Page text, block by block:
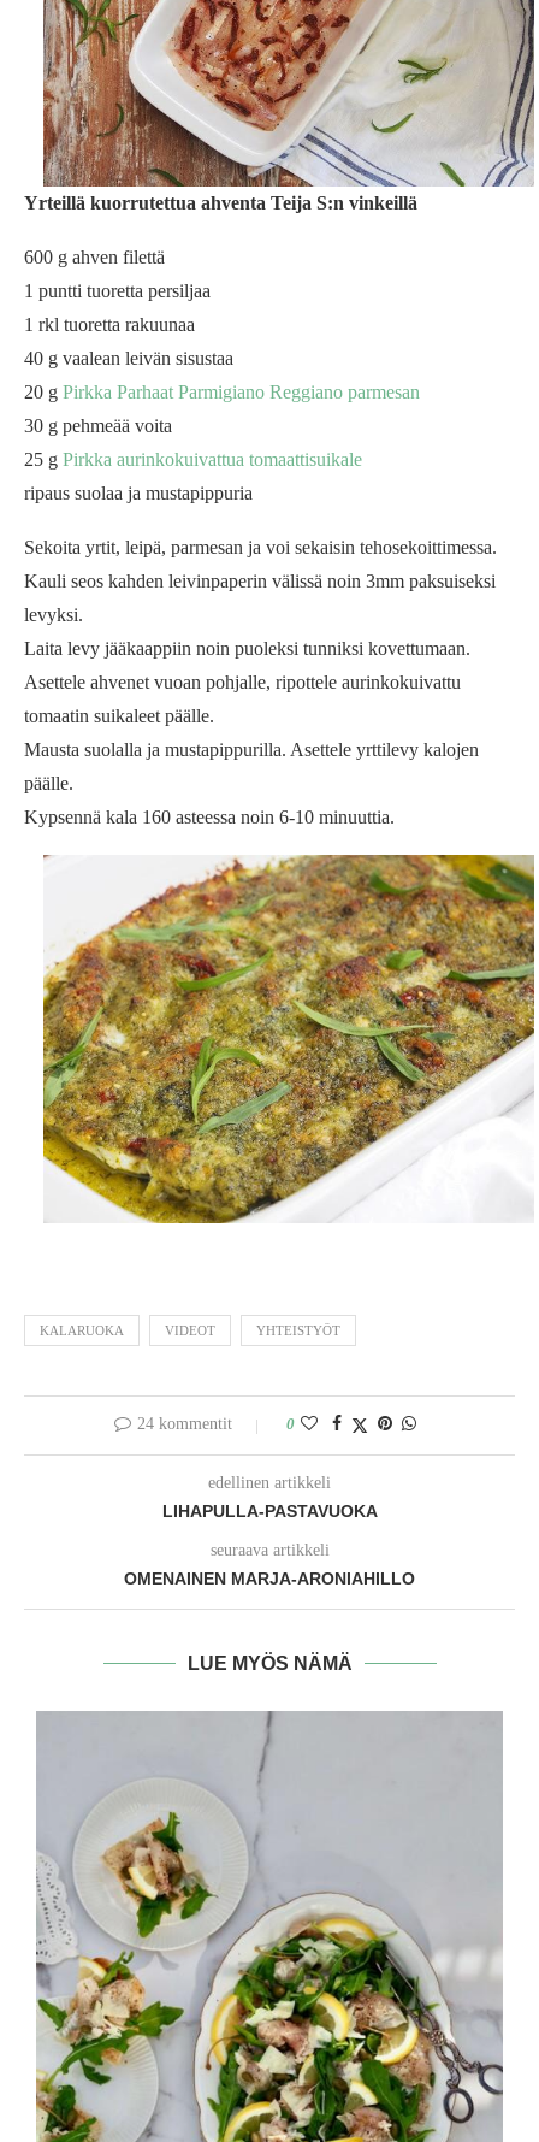
Yrteillä kuorrutettua ahventa Teija S:n vinkeillä
600 g ahven filettä
1 puntti tuoretta persiljaa
1 rkl tuoretta rakuunaa
40 g vaalean leivän sisustaa
20 g Pirkka Parhaat Parmigiano Reggiano parmesan
30 g pehmeää voita
25 g Pirkka aurinkokuivattua tomaattisuikale
ripaus suolaa ja mustapippuria
Sekoita yrtit, leipä, parmesan ja voi sekaisin tehosekoittimessa.
Kauli seos kahden leivinpaperin välissä noin 3mm paksuiseksi
levyksi.
Laita levy jääkaappiin noin puoleksi tunniksi kovettumaan.
Asettele ahvenet vuoan pohjalle, ripottele aurinkokuivattu
tomaatin suikaleet päälle.
Mausta suolalla ja mustapippurilla. Asettele yrttilevy kalojen
päälle.
Kypsennä kala 160 asteessa noin 6-10 minuuttia.
KALARUOKA VIDEOT YHTEISTYÖT
24 kommentit 0
edellinen artikkeli
LIHAPULLA-PASTAVUOKA
seuraava artikkeli
OMENAINEN MARJA-ARONIAHILLO
LUE MYÖS NÄMÄ